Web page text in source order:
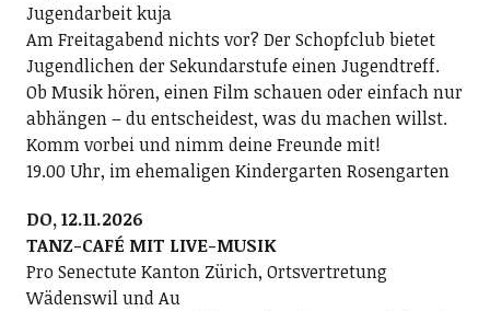
Jugendarbeit kuja
Am Freitagabend nichts vor? Der Schopfclub bietet
Jugendlichen der Sekundarstufe einen Jugendtreff.
Ob Musik hören, einen Film schauen oder einfach nur
abhängen – du entscheidest, was du machen willst.
Komm vorbei und nimm deine Freunde mit!
19.00 Uhr, im ehemaligen Kindergarten Rosengarten
DO, 12.11.2026
TANZ-CAFÉ MIT LIVE-MUSIK
Pro Senectute Kanton Zürich, Ortsvertretung
Wädenswil und Au